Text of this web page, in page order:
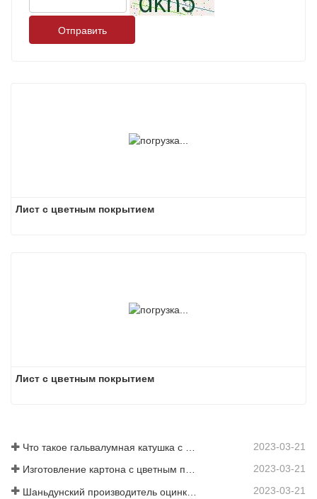
Отправить
Лист с цветным покрытием
Лист с цветным покрытием
2023-03-21
Изготовление картона с цветным покрытием: картон с цветным покрытием «Снежинка» для украшения правильно скатывается с производственной линии 2023-03-21
2023-03-21